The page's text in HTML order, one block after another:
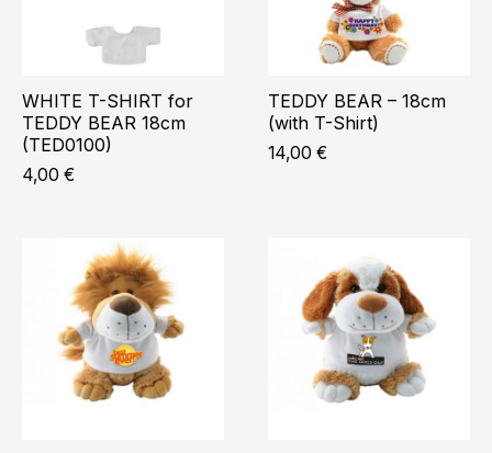
WHITE T-SHIRT for
TEDDY BEAR 18cm
(TED0100)
4,00 €
TEDDY BEAR – 18cm
(with T-Shirt)
14,00 €